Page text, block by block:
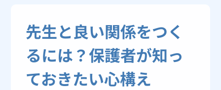
先生と良い関係をつく
るには？保護者が知っ
ておきたい心構え